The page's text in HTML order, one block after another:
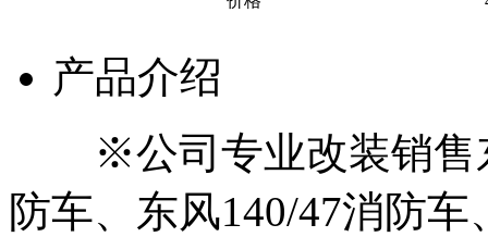
产品介绍
※公司专业改装销售
防车、东风140/47消防